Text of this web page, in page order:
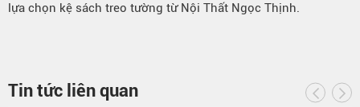
lựa chọn kệ sách treo tường từ Nội Thất Ngọc Thịnh.
Tin tức liên quan